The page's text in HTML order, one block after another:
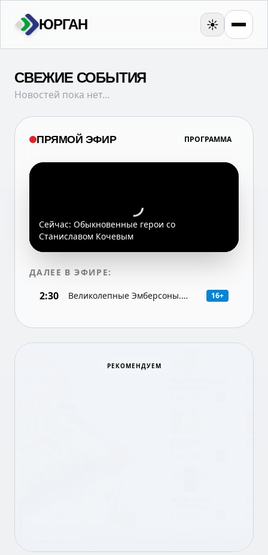
ЮРГАН ☀️
СВЕЖИЕ СОБЫТИЯ
Новостей пока нет...
ПРЯМОЙ ЭФИР ПРОГРАММА
Сейчас: Обыкновенные герои со
Станиславом Кочевым
ДАЛЕЕ В ЭФИРЕ:
2:30
Великолепные Эмберсоны.
16+
РЕКОМЕНДУЕМ
Теремок
Всё для победы